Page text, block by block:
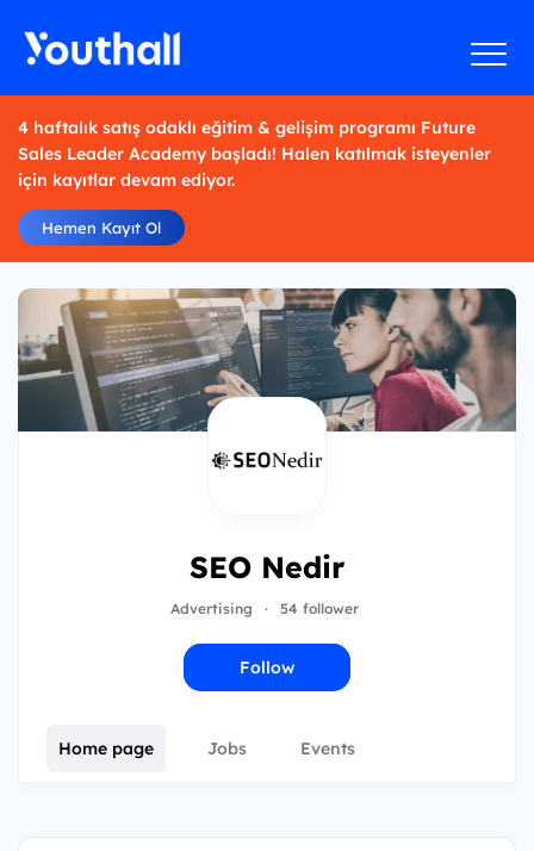
4 haftalık satış odaklı eğitim & gelişim programı Future
Sales Leader Academy başladı! Halen katılmak isteyenler
için kayıtlar devam ediyor.
Hemen Kayıt Ol
SEO Nedir
Advertising · 54 follower
Follow
Home page Jobs Events